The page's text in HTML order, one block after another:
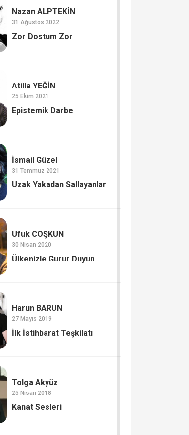
Nazan ALPTEKİN
31 Ağustos 2022
Zor Dostum Zor
Atilla YEĞİN
25 Ekim 2021
Epistemik Darbe
İsmail Güzel
31 Temmuz 2021
Uzak Yakadan Sallayanlar
Ufuk COŞKUN
30 Nisan 2020
Ülkenizle Gurur Duyun
Harun BARUN
27 Mayıs 2019
İlk İstihbarat Teşkilatı
Tolga Akyüz
25 Nisan 2018
Kanat Sesleri